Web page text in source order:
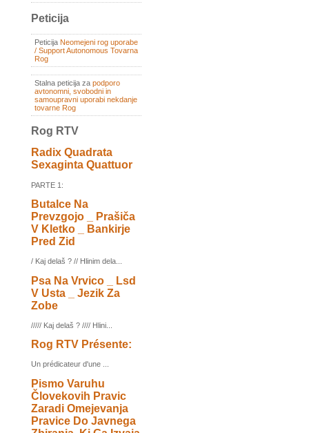
Peticija
Peticija Neomejeni rog uporabe
/ Support Autonomous Tovarna
Rog
Stalna peticija za podporo
avtonomni, svobodni in
samoupravni uporabi nekdanje
tovarne Rog
Rog RTV
Radix Quadrata
Sexaginta Quattuor
PARTE 1:
Butalce Na
Prevzgojo _ Prašiča
V Kletko _ Bankirje
Pred Zid
/ Kaj delaš ? // Hlinim dela...
Psa Na Vrvico _ Lsd
V Usta _ Jezik Za
Zobe
///// Kaj delaš ? //// Hlini...
Rog RTV Présente:
Un prédicateur d'une ...
Pismo Varuhu
Človekovih Pravic
Zaradi Omejevanja
Pravice Do Javnega